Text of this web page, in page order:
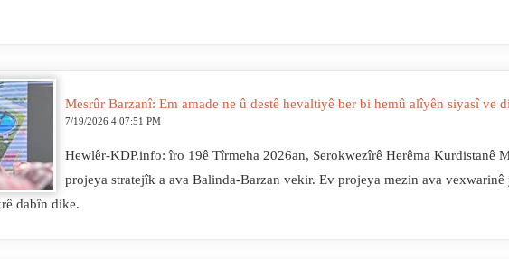
Mesrûr Barzanî: Em amade ne û destê hevaltiyê ber bi hemû alîyên siyasî ve
7/19/2026 4:07:51 PM
Hewlêr-KDP.info: îro 19ê Tîrmeha 2026an, Serokwezîrê Herêma Kurdistanê
projeya stratejîk a ava Balinda-Barzan vekir. Ev projeya mezin ava
dabîn dike.